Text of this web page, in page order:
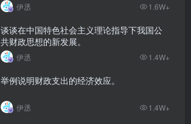
伊丞 1.6W+
谈谈在中国特色社会主义理论指导下我国公
共财政思想的新发展。
伊丞 1.4W+
举例说明财政支出的经济效应。
伊丞 1.4W+